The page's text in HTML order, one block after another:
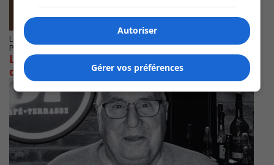
LONGUEUIL
Publié le 4 septembre 2025 à 07h39
Les Ducs de Longueuil amorcent la première
des séries contre Granby
Autoriser
Gérer vos préférences